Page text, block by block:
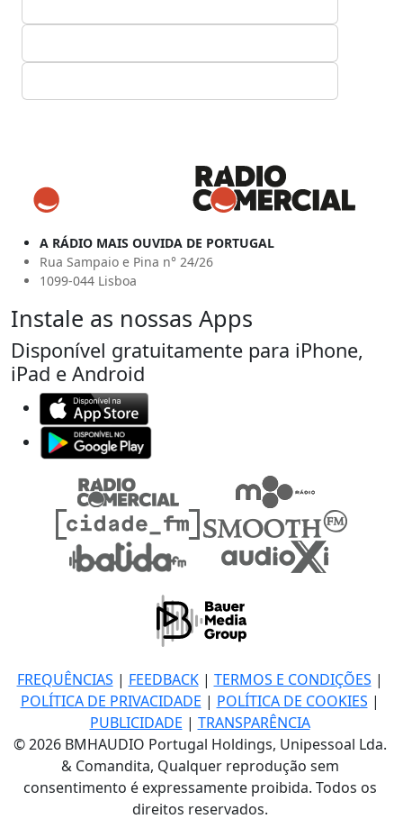
A RÁDIO MAIS OUVIDA DE PORTUGAL
Rua Sampaio e Pina n° 24/26
1099-044 Lisboa
Instale as nossas Apps
Disponível gratuitamente para iPhone,
iPad e Android
FREQUÊNCIAS | FEEDBACK| TERMOS E CONDIÇÕES |
POLÍTICA DE PRIVACIDADE | POLÍTICA DE COOKIES |
PUBLICIDADE | TRANSPARÊNCIA
© 2026 BMHAUDIO Portugal Holdings, Unipessoal Lda.
& Comandita, Qualquer reprodução sem
consentimento é expressamente proibida. Todos os
direitos reservados.